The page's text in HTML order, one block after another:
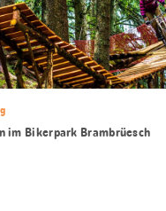
im Bikerpark Brambrüesch